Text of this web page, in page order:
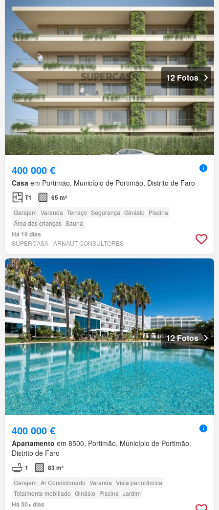
12 Fotos
400 000 €
Casa em Portimão, Município de Portimão, Distrito de Faro
T1 65 m²
Garajem Varanda Terraço Segurança Ginásio Piscina
Área das crianças Sauna
Há 19 dias
SUPERCASA - ARNAUT CONSULTORES
12 Fotos
400 000 €
Apartamento em 8500, Portimão, Município de Portimão,
Distrito de Faro
1 83 m²
Garajem Ar Condicionado Varanda Vista panorâmica
Totalmente mobiliado Ginásio Piscina Jardim
Há 30+ dias